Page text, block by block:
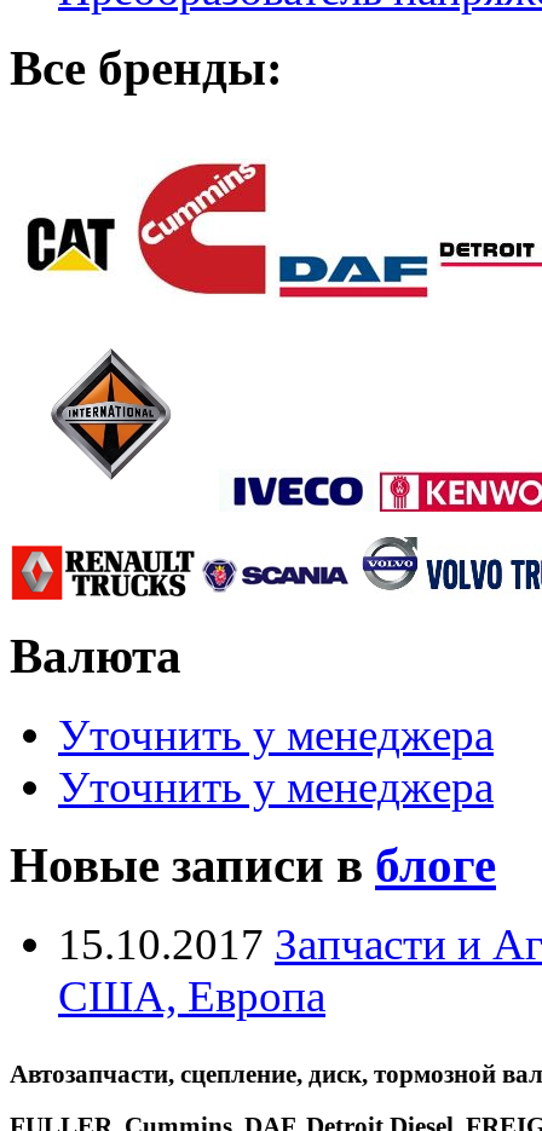
Все бренды:
Валюта
Уточнить у менеджера
Уточнить у менеджера
Новые записи в блоге
15.10.2017 Запчасти и
США, Европа
Автозапчасти, сцепление, диск, тормозной